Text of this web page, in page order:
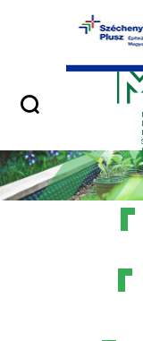
Ugrás a fő
Biokert